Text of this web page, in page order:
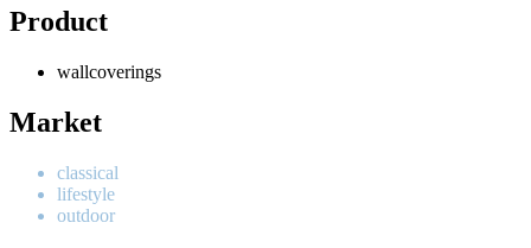
Product
wallcoverings
Market
classical
lifestyle
outdoor